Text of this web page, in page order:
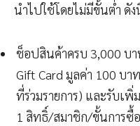
นำไปใช้โดยไม่มีขั้นต่ำ ดัง
ช็อปสินค้าครบ 3,000 บ
Gift Card มูลค่า 100 บา
ที่ร่วมรายการ) และรับเพิ่
1 สิทธิ์/สมาชิก/ขั้นการซื้